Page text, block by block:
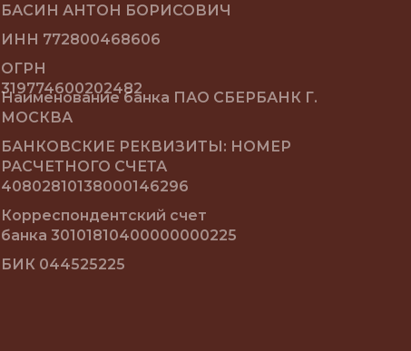
БАСИН АНТОН БОРИСОВИЧ
ИНН 772800468606
ОГРН
319774600202482
БАНКОВСКИЕ РЕКВИЗИТЫ: НОМЕР
РАСЧЕТНОГО СЧЕТА
40802810138000146296
Наименование банка ПАО СБЕРБАНК Г.
МОСКВА
Корреспондентский счет
банка 30101810400000000225
БИК 044525225